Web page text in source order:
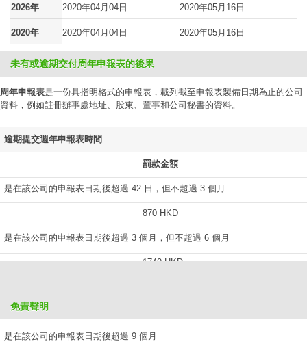
2026年 2020年04月04日 2020年05月16日
2020年 2020年04月04日 2020年05月16日
未有或逾期交付周年申報表的後果
周年申報表是一份具指明格式的申報表，載列截至申報表製備日期為止的公司
資料，例如註冊辦事處地址、股東、董事和公司秘書的資料。
逾期提交週年申報表時間
罰款金額
是在該公司的申報表日期後超過 42 日，但不超過 3 個月
870 HKD
是在該公司的申報表日期後超過 3 個月，但不超過 6 個月
1740 HKD
是在該公司的申報表日期後超過 9 個月
免責聲明